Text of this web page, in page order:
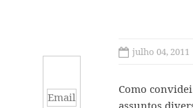
julho 04, 2011
Como
Email